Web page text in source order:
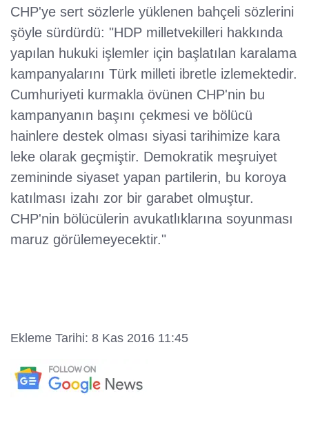
CHP'ye sert sözlerle yüklenen bahçeli sözlerini
şöyle sürdürdü: "HDP milletvekilleri hakkında
yapılan hukuki işlemler için başlatılan karalama
kampanyalarını Türk milleti ibretle izlemektedir.
Cumhuriyeti kurmakla övünen CHP'nin bu
kampanyanın başını çekmesi ve bölücü
hainlere destek olması siyasi tarihimize kara
leke olarak geçmiştir. Demokratik meşruiyet
zemininde siyaset yapan partilerin, bu koroya
katılması izahı zor bir garabet olmuştur.
CHP'nin bölücülerin avukatlıklarına soyunması
maruz görülemeyecektir."
Ekleme Tarihi: 8 Kas 2016 11:45